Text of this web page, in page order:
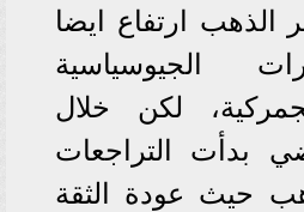
الذهب ارتفاع ايضا
الجيوسياسية
لكن خلال
بدأت التراجعات
حيث عودة الثقة